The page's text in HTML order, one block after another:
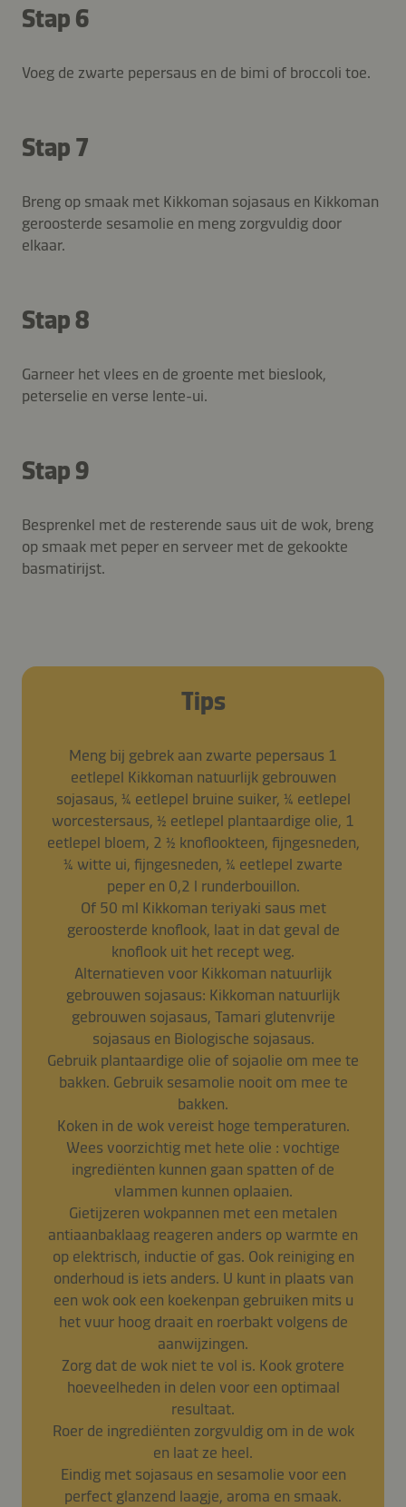
Stap 6
Voeg de zwarte pepersaus en de bimi of broccoli toe.
Stap 7
Breng op smaak met Kikkoman sojasaus en Kikkoman
geroosterde sesamolie en meng zorgvuldig door
elkaar.
Stap 8
Garneer het vlees en de groente met bieslook,
peterselie en verse lente-ui.
Stap 9
Besprenkel met de resterende saus uit de wok, breng
op smaak met peper en serveer met de gekookte
basmatirijst.
Tips
Meng bij gebrek aan zwarte pepersaus 1
eetlepel Kikkoman natuurlijk gebrouwen
sojasaus, ¼ eetlepel bruine suiker, ¼ eetlepel
worcestersaus, ½ eetlepel plantaardige olie, 1
eetlepel bloem, 2 ½ knoflookteen, fijngesneden,
¼ witte ui, fijngesneden, ¼ eetlepel zwarte
peper en 0,2 l runderbouillon.
Of 50 ml Kikkoman teriyaki saus met
geroosterde knoflook, laat in dat geval de
knoflook uit het recept weg.
Alternatieven voor Kikkoman natuurlijk
gebrouwen sojasaus: Kikkoman natuurlijk
gebrouwen sojasaus, Tamari glutenvrije
sojasaus en Biologische sojasaus.
Gebruik plantaardige olie of sojaolie om mee te
bakken. Gebruik sesamolie nooit om mee te
bakken.
Koken in de wok vereist hoge temperaturen.
Wees voorzichtig met hete olie : vochtige
ingrediënten kunnen gaan spatten of de
vlammen kunnen oplaaien.
Gietijzeren wokpannen met een metalen
antiaanbaklaag reageren anders op warmte en
op elektrisch, inductie of gas. Ook reiniging en
onderhoud is iets anders. U kunt in plaats van
een wok ook een koekenpan gebruiken mits u
het vuur hoog draait en roerbakt volgens de
aanwijzingen.
Zorg dat de wok niet te vol is. Kook grotere
hoeveelheden in delen voor een optimaal
resultaat.
Roer de ingrediënten zorgvuldig om in de wok
en laat ze heel.
Eindig met sojasaus en sesamolie voor een
perfect glanzend laagje, aroma en smaak.